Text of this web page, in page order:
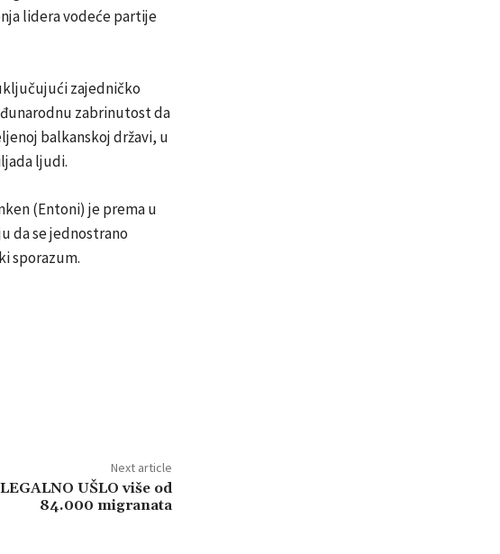
lidera vodeće partije
zajedničko
zabrinutost da
balkanskoj državi, u
ljudi.
(Entoni) je prema u
da se jednostrano
sporazum.
Next article
UŠLO više od
84.000 migranata